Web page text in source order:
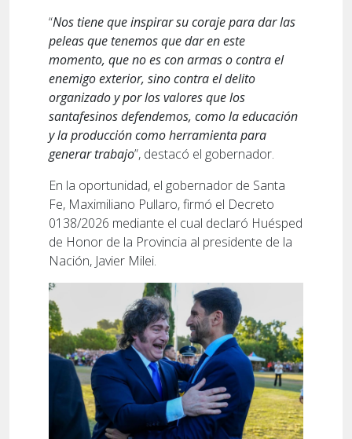
“Nos tiene que inspirar su coraje para dar las
peleas que tenemos que dar en este
momento, que no es con armas o contra el
enemigo exterior, sino contra el delito
organizado y por los valores que los
santafesinos defendemos, como la educación
y la producción como herramienta para
generar trabajo”, destacó el gobernador.
En la oportunidad, el gobernador de Santa
Fe, Maximiliano Pullaro, firmó el Decreto
0138/2026 mediante el cual declaró Huésped
de Honor de la Provincia al presidente de la
Nación, Javier Milei.